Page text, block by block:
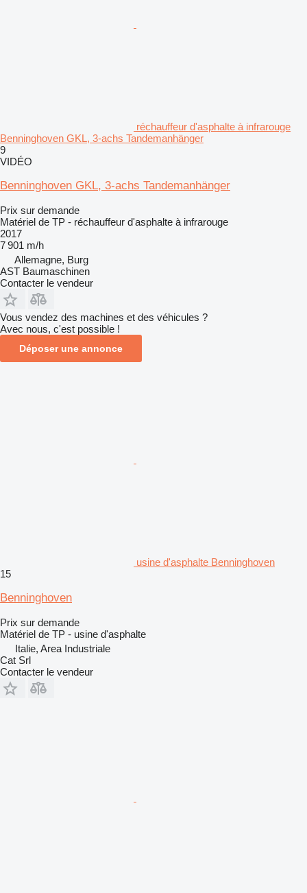
réchauffeur d'asphalte à infrarouge
Benninghoven GKL, 3-achs Tandemanhänger
9
VIDÉO
Benninghoven GKL, 3-achs Tandemanhänger
Prix sur demande
Matériel de TP - réchauffeur d'asphalte à infrarouge
2017
7 901 m/h
Allemagne, Burg
AST Baumaschinen
Contacter le vendeur
Vous vendez des machines et des véhicules ?
Avec nous, c'est possible !
Déposer une annonce
usine d'asphalte Benninghoven
15
Benninghoven
Prix sur demande
Matériel de TP - usine d'asphalte
Italie, Area Industriale
Cat Srl
Contacter le vendeur